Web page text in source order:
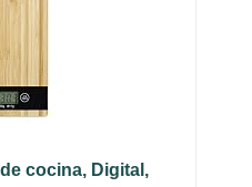
cocina, Digital,